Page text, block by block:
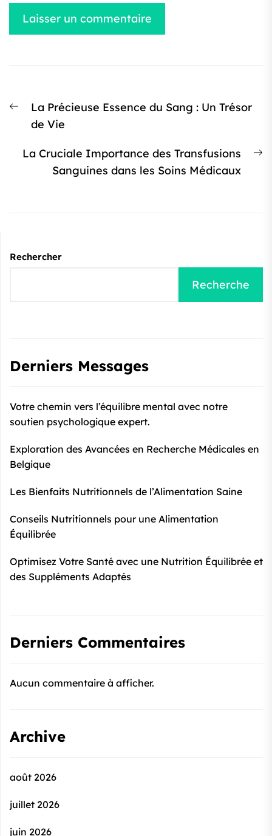
de
l’article
Article
précédent
La Précieuse Essence du Sang : Un Trésor
de Vie
La Cruciale Importance des Transfusions
Sanguines dans les Soins Médicaux
Rechercher
Recherche
Derniers Messages
Votre chemin vers l’équilibre mental avec notre
soutien psychologique expert.
Exploration des Avancées en Recherche Médicales en
Belgique
Les Bienfaits Nutritionnels de l’Alimentation Saine
Conseils Nutritionnels pour une Alimentation
Équilibrée
Optimisez Votre Santé avec une Nutrition Équilibrée et
des Suppléments Adaptés
Derniers Commentaires
Aucun commentaire à afficher.
Archive
août 2026
juillet 2026
juin 2026